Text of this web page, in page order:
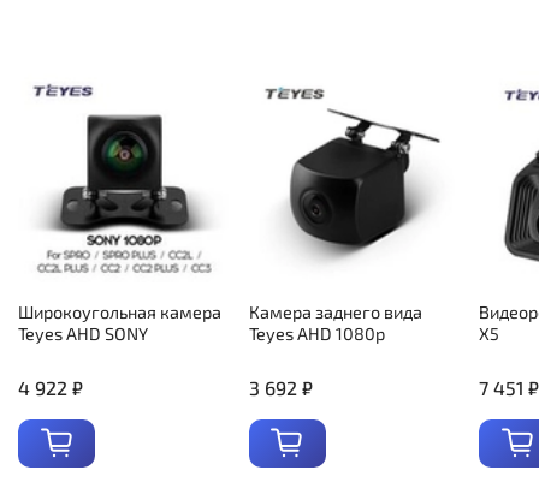
Широкоугольная камера
Teyes AHD SONY
4 922 ₽
Камера заднего вида
Teyes AHD 1080p
3 692 ₽
X5
7 451 ₽